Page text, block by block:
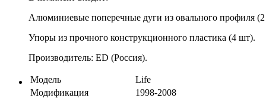
Алюминиевые поперечные дуги из овального профиля
Упоры из прочного конструкционного пластика (4 шт).
Производитель: ED (Россия).
Модель
Life
Модификация
1998-2008